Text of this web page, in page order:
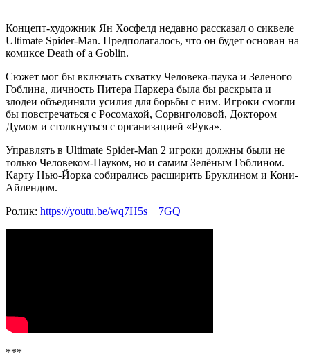
Концепт-художник Ян Хосфелд недавно рассказал о сиквеле
Ultimate Spider-Man. Предполагалось, что он будет основан на
комиксе Death of a Goblin.
Сюжет мог бы включать схватку Человека-паука и Зеленого
Гоблина, личность Питера Паркера была бы раскрыта и
злодеи объединяли усилия для борьбы с ним. Игроки смогли
бы повстречаться с Росомахой, Сорвиголовой, Доктором
Думом и столкнуться с организацией «Рука».
Управлять в Ultimate Spider-Man 2 игроки должны были не
только Человеком-Пауком, но и самим Зелёным Гоблином.
Карту Нью-Йорка собирались расширить Бруклином и Кони-
Айлендом.
Ролик: https://youtu.be/wq7H5s__7GQ
***